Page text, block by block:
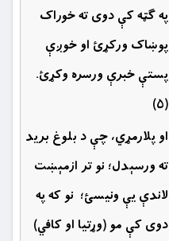
په ګټه کې دوی ته خوراک
پوښاک ورکړئ او خوږې
پستې خبرې ورسره وكړئ.
(۵)
او پلارمړي، چې د بلوغ بريد
ته ورسېدل؛ نو تر ازمېښت
لاندې يې ونيسئ؛ نو كه په
دوی كې مو (وړتيا او کافي)